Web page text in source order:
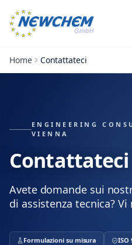
Home Contattateci
ENGINEERING
VIENNA
Contattateci
Avete domande sui
di assistenza tecnica?
Formulazioni su misura
ISO